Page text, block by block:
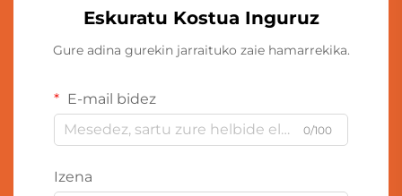
Eskuratu Kostua Inguruz
Gure adina gurekin jarraituko zaie hamarrekika.
E-mail bidez
0/100
Izena